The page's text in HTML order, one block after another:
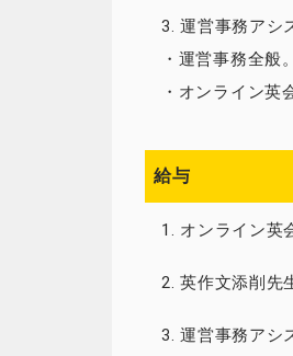
3. 運営事務アシ
・運営事務全般。
・オンライン英
給与
1. オンライン英
2. 英作文添削先
3. 運営事務アシ